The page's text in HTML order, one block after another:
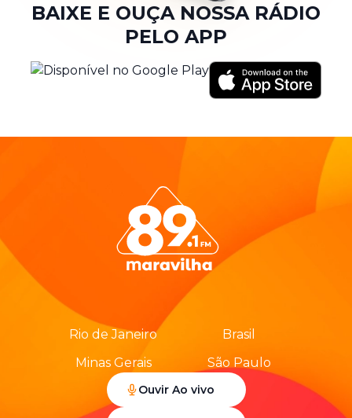
BAIXE E OUÇA NOSSA RÁDIO
PELO APP
Rio de Janeiro
Brasil
Minas Gerais
São Paulo
Ouvir Ao vivo